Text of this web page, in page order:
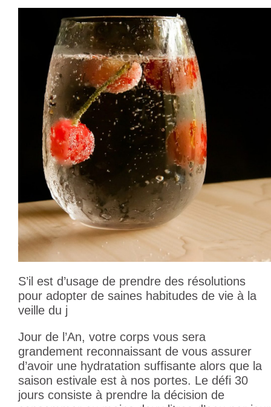
S’il est d’usage de prendre des résolutions
pour adopter de saines habitudes de vie à la
veille du j
Jour de l’An, votre corps vous sera
grandement reconnaissant de vous assurer
d’avoir une hydratation suffisante alors que la
saison estivale est à nos portes. Le défi 30
jours consiste à prendre la décision de